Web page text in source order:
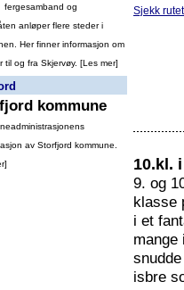
fergesamband og
anløper flere steder i
Her finner informasjon om
til og fra Skjervøy. [Les mer]
kommune
av Storfjord kommune.
]
Sjekk
10.kl.
9. og
klasse
i et
mange
isbre